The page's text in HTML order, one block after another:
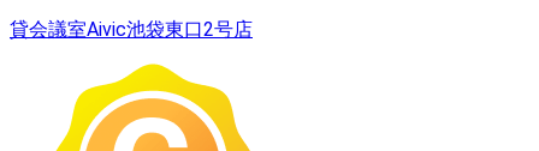
貸会議室Aivic池袋東口2号店